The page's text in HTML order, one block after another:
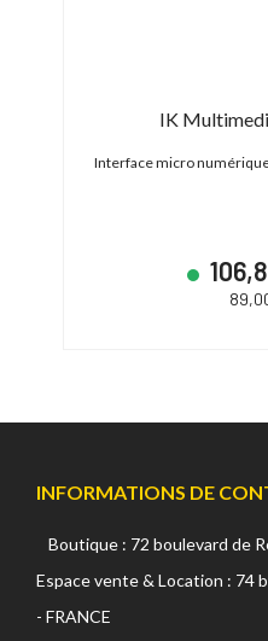
IK
Interface micro numérique
INFORMATIONS DE
Boutique : 72 boulevard de
Espace vente & Location : 74
- FRANCE